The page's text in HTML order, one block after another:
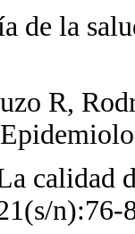
de la
R,
calidad
n):76-